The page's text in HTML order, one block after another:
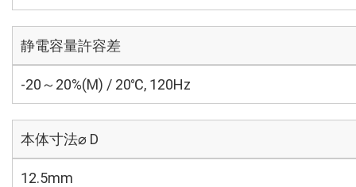
静電容量許容差
-20～20%(M) / 20℃, 120Hz
本体寸法⌀ D
12.5mm